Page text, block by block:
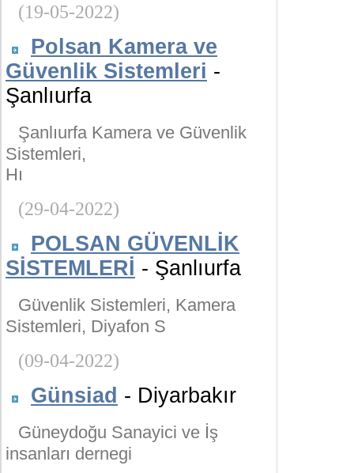
(19-05-2022)
Polsan Kamera ve
Güvenlik Sistemleri -
Şanlıurfa
Şanlıurfa Kamera ve Güvenlik
Sistemleri,
Hı
(29-04-2022)
POLSAN GÜVENLİK
SİSTEMLERİ - Şanlıurfa
Güvenlik Sistemleri, Kamera
Sistemleri, Diyafon S
(09-04-2022)
Günsiad - Diyarbakır
Güneydoğu Sanayici ve İş
insanları dernegi